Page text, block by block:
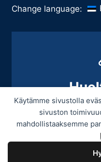
Käytämme sivustolla
sivuston
mahdollistaaksemme
Change language:
+358 9 439